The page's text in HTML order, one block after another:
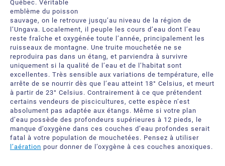
Certificats et Accréditations
Bureaux et partenaires internationaux
Foire aux Questions
Ressources téléchargeables
Québec. Véritable
emblème du poisson
sauvage, on le retrouve jusqu’au niveau de la région de
l’Ungava. Localement, il peuple les cours d’eau dont l’eau
reste fraîche et oxygénée toute l’année, principalement les
ruisseaux de montagne. Une truite mouchetée ne se
reproduira pas dans un étang, et parviendra à survivre
uniquement si la qualité de l’eau et de l’habitat sont
excellentes. Très sensible aux variations de température, elle
arrête de se nourrir dès que l’eau atteint 18° Celsius, et meurt
à partir de 23° Celsius. Contrairement à ce que prétendent
certains vendeurs de piscicultures, cette espèce n’est
absolument pas adaptée aux étangs. Même si votre plan
d’eau possède des profondeurs supérieures à 12 pieds, le
manque d’oxygène dans ces couches d’eau profondes serait
fatal à votre population de mouchetées. Pensez à utiliser
l’aération pour donner de l’oxygène à ces couches anoxiques.